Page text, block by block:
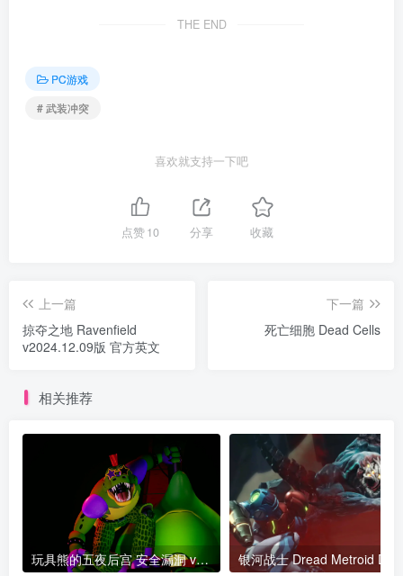
THE END
PC游戏
# 武装冲突
喜欢就支持一下吧
点赞10 分享 收藏
上一篇
掠夺之地 Ravenfield
v2024.12.09版 官方英文
下一篇
死亡细胞 Dead Cells
相关推荐
玩具熊的五夜后宫 安全漏洞 v1.0.20230809版|集成全DLC 官方中文 玩具熊的五夜后宫 需要帮助 v1.18版 集成全DLC 官方中文 银河战士 Dread Metroid